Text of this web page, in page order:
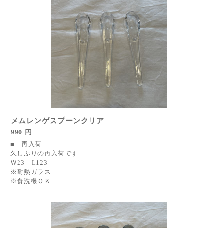
メムレンゲスプーンクリア
990 円
■ 再入荷
久しぶりの再入荷です
Ｗ23 L123
※耐熱ガラス
※食洗機ＯＫ